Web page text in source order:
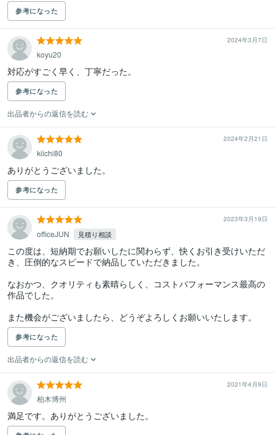
参考になった
2024年3月7日
koyu20
対応がすごく早く、丁寧だった。
参考になった
出品者からの返信を読む
2024年2月21日
kiichi80
ありがとうございました。
参考になった
2023年3月19日
officeJUN 見積り相談
この度は、短納期でお願いしたに関わらず、快くお引き受けいただ
き、圧倒的なスピードで納品していただきました。
なおかつ、クオリティも素晴らしく、コストパフォーマンス最高の
作品でした。
また機会がございましたら、どうぞよろしくお願いいたします。
参考になった
出品者からの返信を読む
2021年4月9日
柏木博州
満足です。ありがとうございました。